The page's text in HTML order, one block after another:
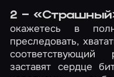
2 –
окажетесь в
преследовать,
заставят сердце